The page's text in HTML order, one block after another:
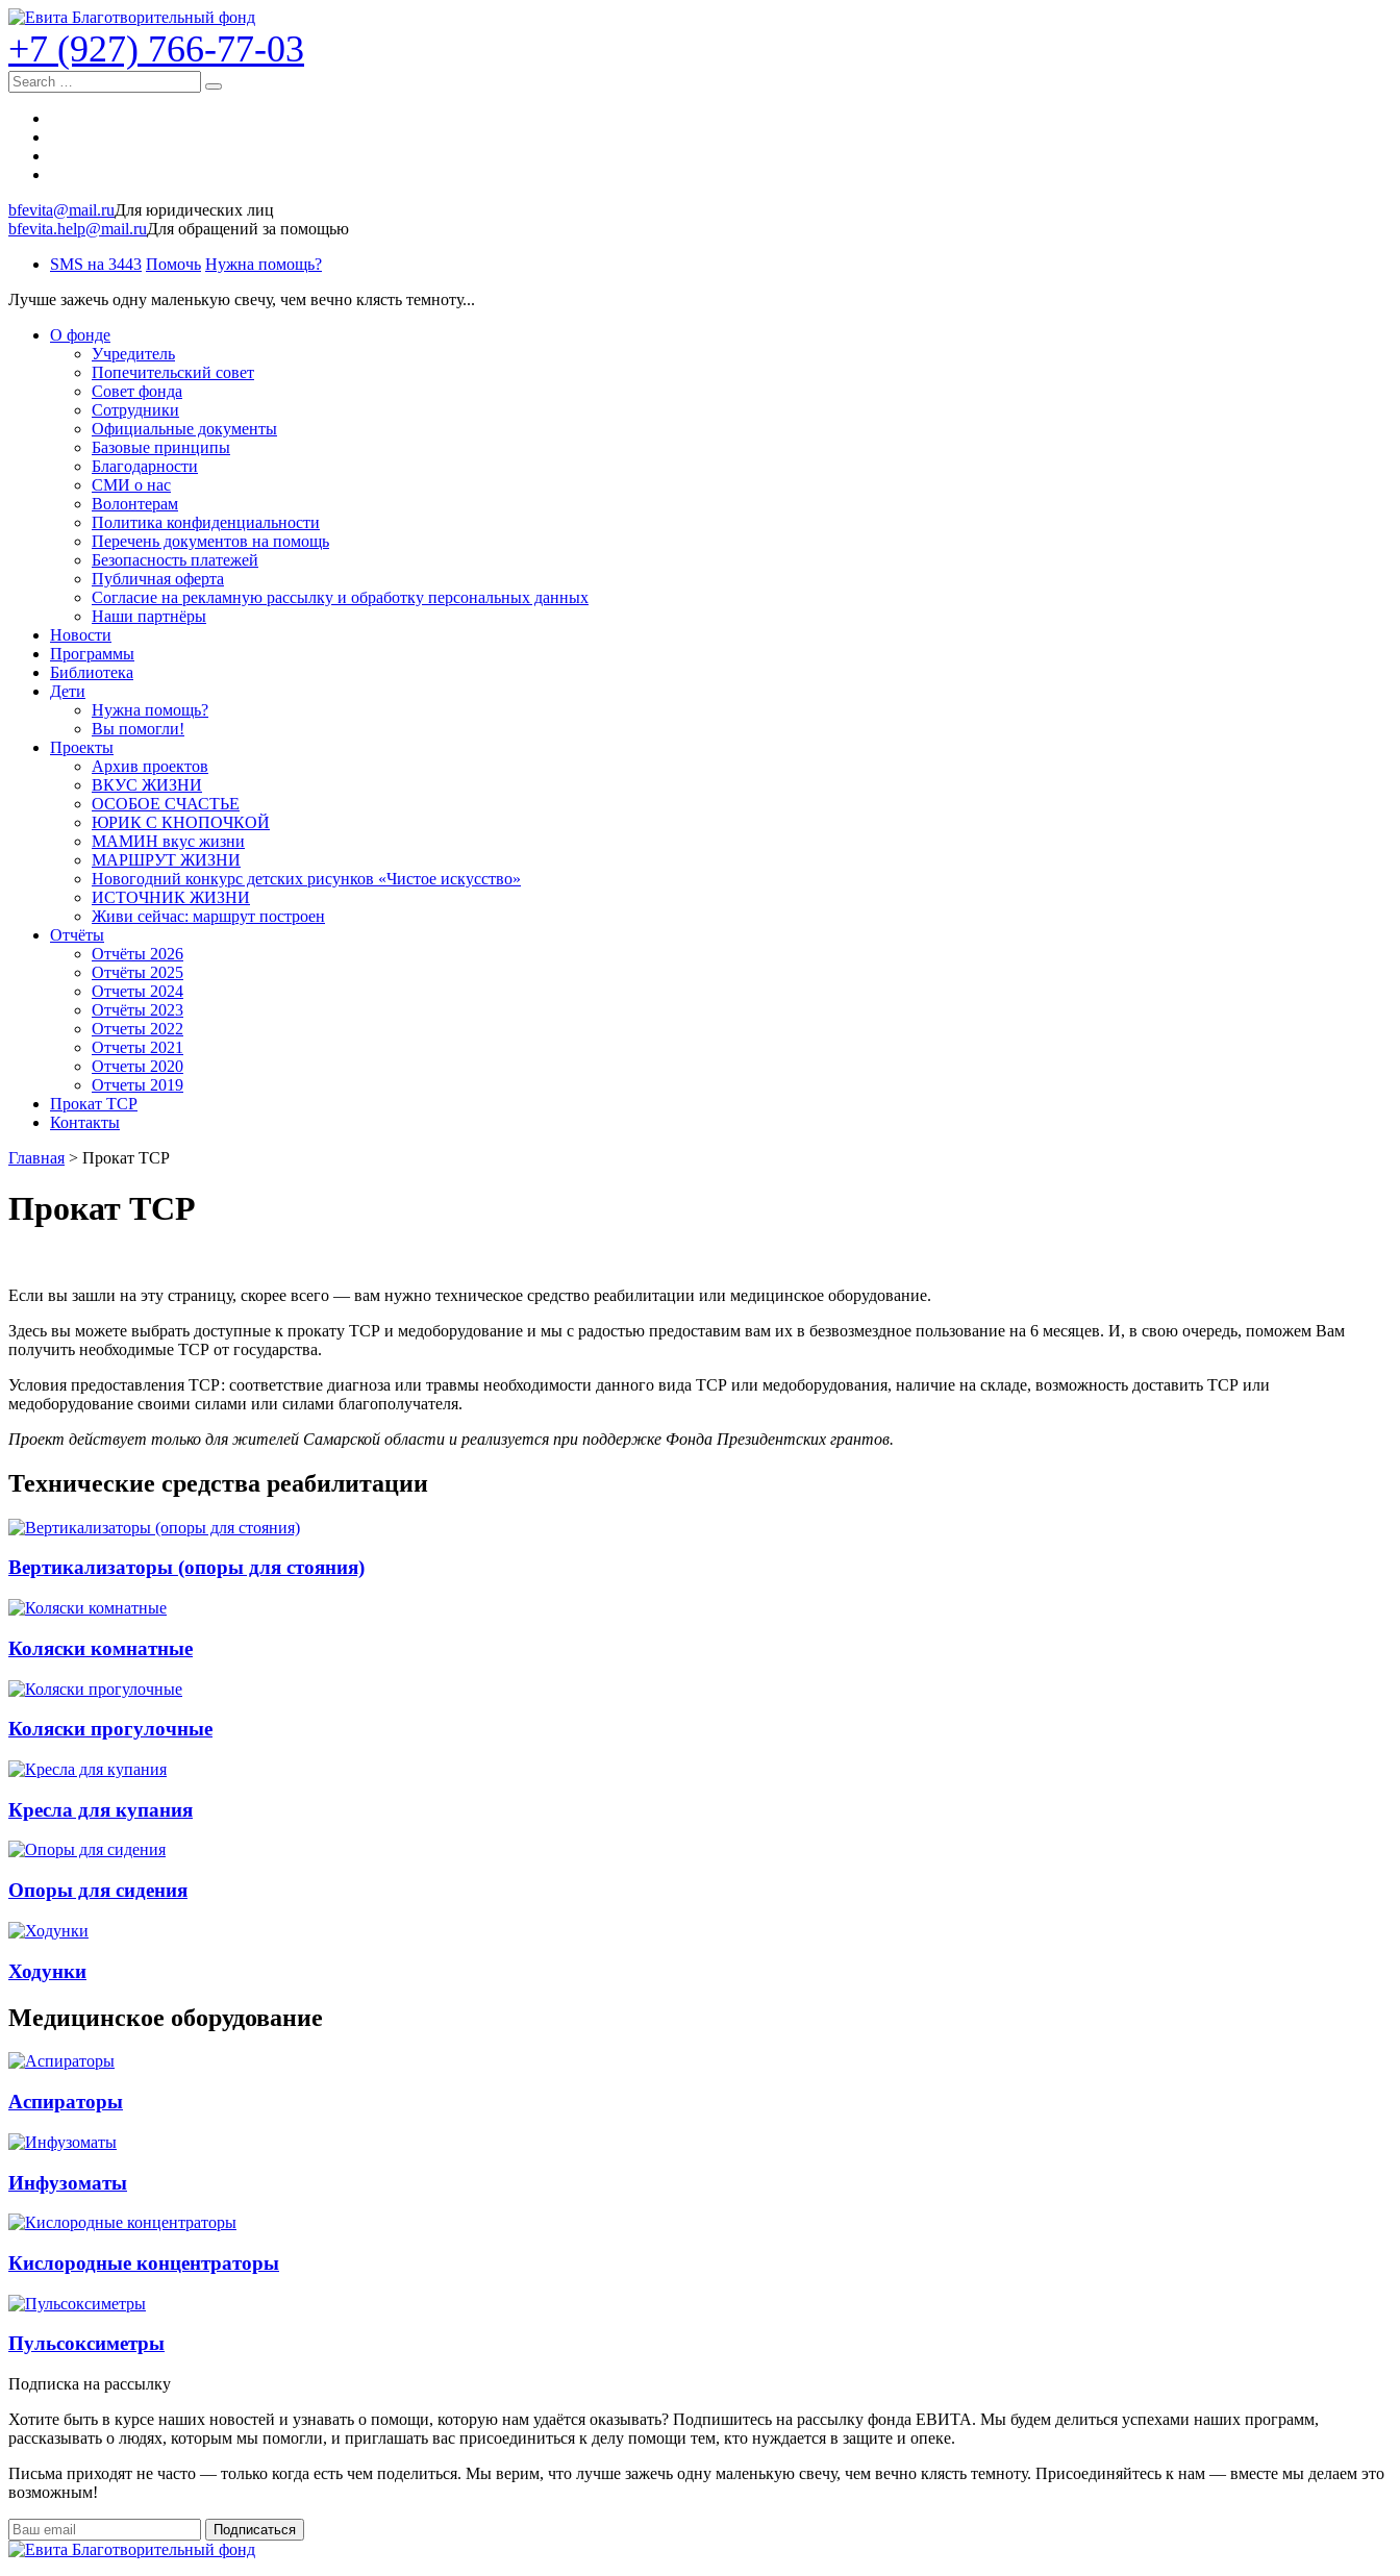
+7 (927) 766-77-03
Search
bfevita@mail.ruДля юридических лиц
bfevita.help@mail.ruДля обращений за помощью
SMS на 3443 Помочь Нужна помощь?
Лучше зажечь одну маленькую свечу, чем вечно клясть темноту...
О фонде
Учредитель
Попечительский совет
Совет фонда
Сотрудники
Официальные документы
Базовые принципы
Благодарности
СМИ о нас
Волонтерам
Политика конфиденциальности
Перечень документов на помощь
Безопасность платежей
Публичная оферта
Согласие на рекламную рассылку и обработку персональных данных
Наши партнёры
Новости
Программы
Библиотека
Дети
Нужна помощь?
Вы помогли!
Проекты
Архив проектов
ВКУС ЖИЗНИ
ОСОБОЕ СЧАСТЬЕ
ЮРИК С КНОПОЧКОЙ
МАМИН вкус жизни
МАРШРУТ ЖИЗНИ
Новогодний конкурс детских рисунков «Чистое искусство»
ИСТОЧНИК ЖИЗНИ
Живи сейчас: маршрут построен
Отчёты
Отчёты 2026
Отчёты 2025
Отчеты 2024
Отчёты 2023
Отчеты 2022
Отчеты 2021
Отчеты 2020
Отчеты 2019
Прокат ТСР
Контакты
Главная > Прокат ТСР
Прокат ТСР
Если вы зашли на эту страницу, скорее всего — вам нужно техническое средство реабилитации или медицинское оборудование.
Здесь вы можете выбрать доступные к прокату ТСР и медоборудование и мы с радостью предоставим вам их в безвозмездное пользование на 6 месяцев. И, в свою очередь, поможем Вам
получить необходимые ТСР от государства.
Условия предоставления ТСР: соответствие диагноза или травмы необходимости данного вида ТСР или медоборудования, наличие на складе, возможность доставить ТСР или
медоборудование своими силами или силами благополучателя.
Проект действует только для жителей Самарской области и реализуется при поддержке Фонда Президентских грантов.
Технические средства реабилитации
Вертикализаторы (опоры для стояния)
Коляски комнатные
Коляски прогулочные
Кресла для купания
Опоры для сидения
Ходунки
Медицинское оборудование
Аспираторы
Инфузоматы
Кислородные концентраторы
Пульсоксиметры
Подписка на рассылку
Хотите быть в курсе наших новостей и узнавать о помощи, которую нам удаётся оказывать? Подпишитесь на рассылку фонда ЕВИТА. Мы будем делиться успехами наших программ,
рассказывать о людях, которым мы помогли, и приглашать вас присоединиться к делу помощи тем, кто нуждается в защите и опеке.
Письма приходят не часто — только когда есть чем поделиться. Мы верим, что лучше зажечь одну маленькую свечу, чем вечно клясть темноту. Присоединяйтесь к нам — вместе мы делаем это
возможным!
Подписаться